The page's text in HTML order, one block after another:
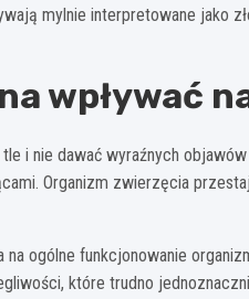
mylnie interpretowane jako
wpływać
i nie dawać wyraźnych
Organizm zwierzęcia
ogólne funkcjonowanie
które trudno